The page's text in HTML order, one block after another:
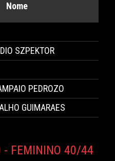
Nome
SZPEKTOR
PEDROZO
GUIMARAES
- FEMININO 40/44